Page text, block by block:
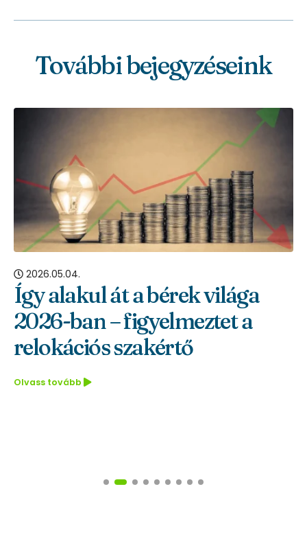
További bejegyzéseink
2026.05.04.
Így alakul át a bérek világa
2026-ban – figyelmeztet a
relokációs szakértő
Olvass tovább